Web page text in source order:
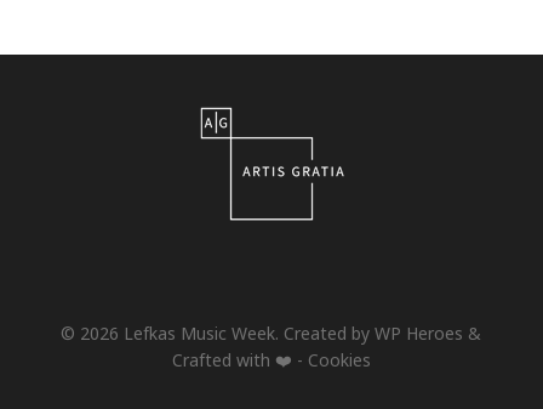
© 2026 Lefkas Music Week. Created byWP Heroes &
Crafted with ❤️ - Cookies